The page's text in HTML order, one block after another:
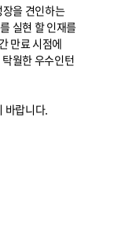
을 견인하는
실현 할 인재를
만료 시점에
월한 우수인턴
바랍니다.